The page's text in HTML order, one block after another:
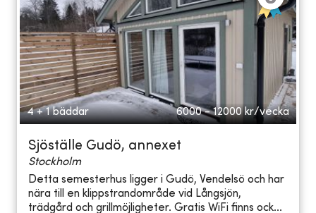
4 + 1 bäddar 6000 - 12000 kr/vecka
Sjöställe Gudö, annexet
Stockholm
Detta semesterhus ligger i Gudö, Vendelsö och har
nära till en klippstrandområde vid Långsjön,
trädgård och grillmöjligheter. Gratis WiFi finns ock...